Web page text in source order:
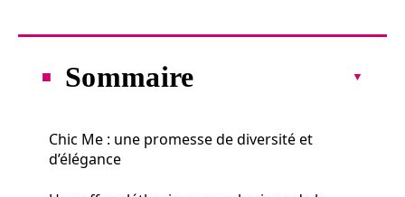
Sommaire
Chic Me : une promesse de diversité et
d’élégance